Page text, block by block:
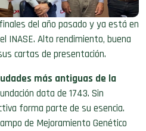
del año pasado y ya está en
INASE. Alto rendimiento, buena
cartas de presentación.
más antiguas de la
data de 1743. Sin
forma parte de su esencia.
de Mejoramiento Genético